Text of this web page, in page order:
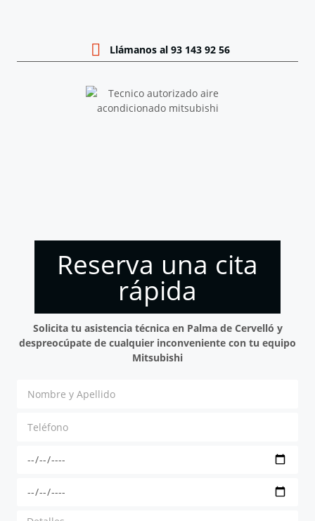
Reserva una cita
rápida
Solicita tu asistencia técnica en Palma de Cervelló y
despreocúpate de cualquier inconveniente con tu equipo
Mitsubishi
Llámanos al 93 143 92 56